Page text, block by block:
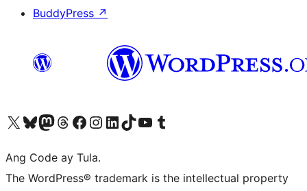
BuddyPress ↗
Visit our X (formerly Twitter) account
Bisitahin ang aming Bluesky account
Visit our Mastodon account
Bisitahin ang aming Threads account
Visit our Facebook page
Visit our Instagram account
Visit our LinkedIn account
Bisitahin ang aming TikTok account
Visit our YouTube channel
Bisitahin ang aming Tumblr account
Ang Code ay Tula.
The WordPress® trademark is the intellectual property